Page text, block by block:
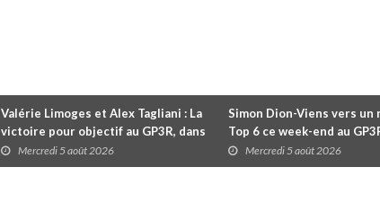
Valérie Limoges et Alex Tagliani : La
victoire pour objectif au GP3R, dans
trois séries différentes
Mercredi 5 août 2026
Simon Dion-Viens vers un
Top 6 ce week-end au
NASCAR Canada ?
Mercredi 5 août 2026